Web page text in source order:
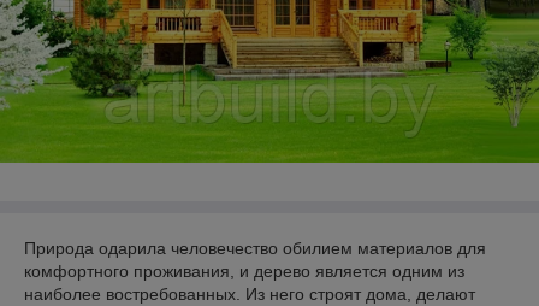
Природа одарила человечество обилием материалов для
комфортного проживания, и дерево является одним из
наиболее востребованных. Из него строят дома, делают